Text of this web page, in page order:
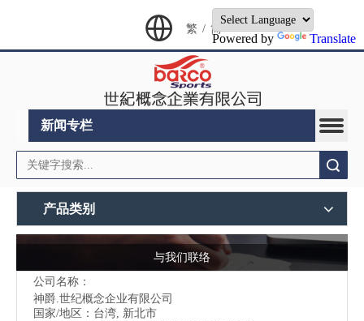
Powered by Translate
繁 / 简
新闻专栏
产品类别
与我们联络
公司名称：
神爵.世纪概念企业有限公司
国家/地区：台湾, 新北市